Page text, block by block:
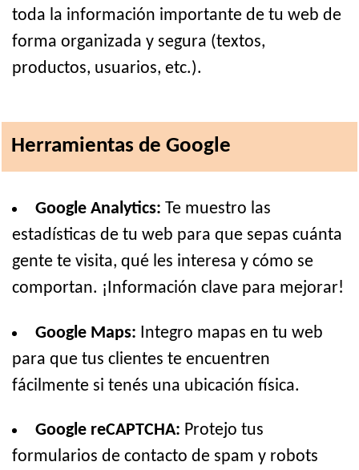
toda la información importante de tu web de
forma organizada y segura (textos,
productos, usuarios, etc.).
Herramientas de Google
Google Analytics: Te muestro las
estadísticas de tu web para que sepas cuánta
gente te visita, qué les interesa y cómo se
comportan. ¡Información clave para mejorar!
Google Maps: Integro mapas en tu web
para que tus clientes te encuentren
fácilmente si tenés una ubicación física.
Google reCAPTCHA: Protejo tus
formularios de contacto de spam y robots